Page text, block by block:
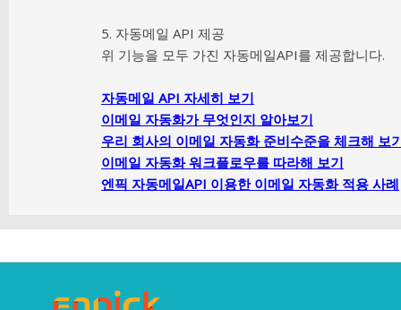
5. 자동메일 API 제공
위 기능을 모두 가진 자동메일API를 제공합니다.
자동메일 API 자세히 보기
이메일 자동화가 무엇인지 알아보기
우리 회사의 이메일 자동화 준비수준을 체크해 보
이메일 자동화 워크플로우를 따라해 보기
엔픽 자동메일API 이용한 이메일 자동화 적용 사례